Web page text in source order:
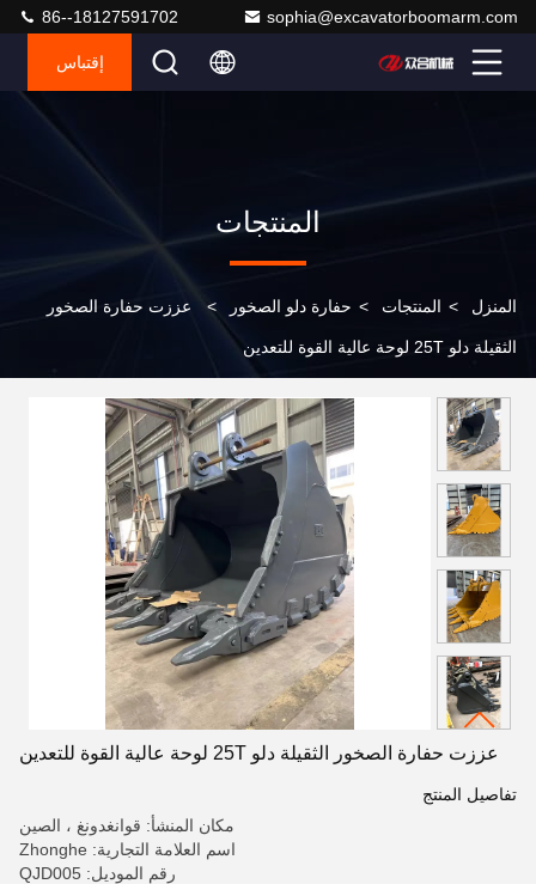
sophia@excavatorboomarm.com
86--18127591702
إقتباس
المنتجات
المنزل > المنتجات > حفارة دلو الصخور > عززت حفارة الصخور
الثقيلة دلو 25T لوحة عالية القوة للتعدين
عززت حفارة الصخور الثقيلة دلو 25T لوحة عالية القوة للتعدين
تفاصيل المنتج
مكان المنشأ: قوانغدونغ ، الصين
اسم العلامة التجارية: Zhonghe
رقم الموديل: QJD005